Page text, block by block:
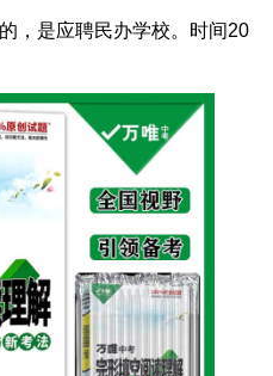
，是应聘民办学校。时间20